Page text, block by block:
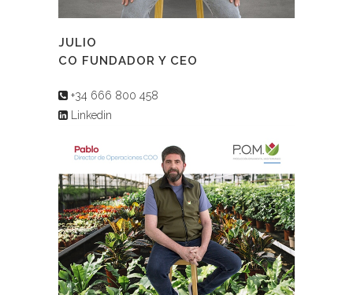
JULIO
CO FUNDADOR Y CEO
+34 666 800 458
Linkedin